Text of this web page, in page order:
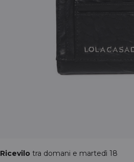
Ricevilo tra domani e martedì 18